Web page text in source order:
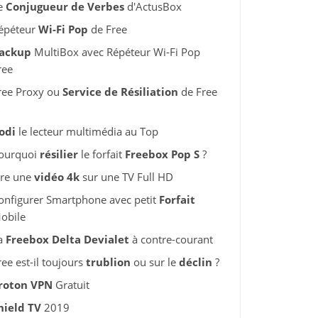
Conjugueur de Verbesd'ActusBox
Wi-Fi Pop de Free
MultiBox avec Répéteur Wi-Fi Pop
Proxy ou Service de Résiliation de Free
le lecteur multimédia au Top
résilierle forfait Freebox Pop S?
unevidéo 4ksur une TV Full HD
Smartphone avec petit Forfait
Freebox Delta Devialet à contre-courant
est-il toujours trublion ou sur le déclin ?
VPN Gratuit
TV2019